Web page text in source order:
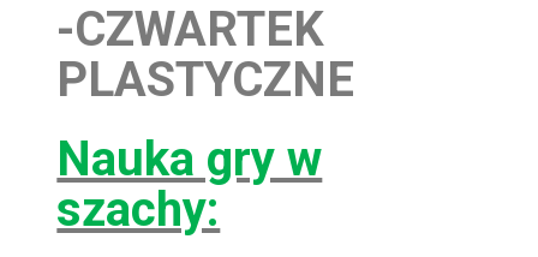
-CZWARTEK
PLASTYCZNE
Nauka gry w
szachy: